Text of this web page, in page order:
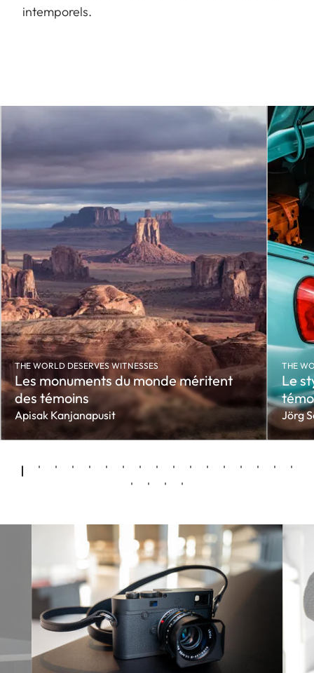
intemporels.
THE WORLD DESERVES WITNESSES
Les monuments du monde méritent
des témoins
Apisak Kanjanapusit
THE
Le
Jörg